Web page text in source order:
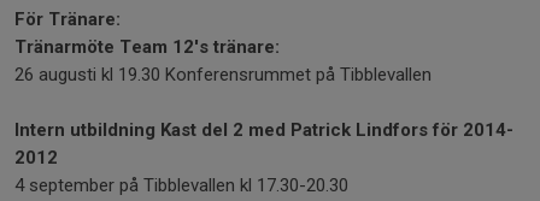
För Tränare:
Tränarmöte Team 12's tränare:
26 augusti kl 19.30 Konferensrummet på Tibblevallen
Intern utbildning Kast del 2 med Patrick Lindfors för 2014-
2012
4 september på Tibblevallen kl 17.30-20.30